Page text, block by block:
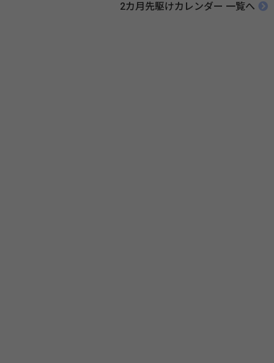
伝えたい！薬との付き合い方」（保健指導リソースガイド）
2カ月先駆けカレンダー 一覧へ